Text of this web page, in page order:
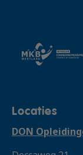
Locaties
DON